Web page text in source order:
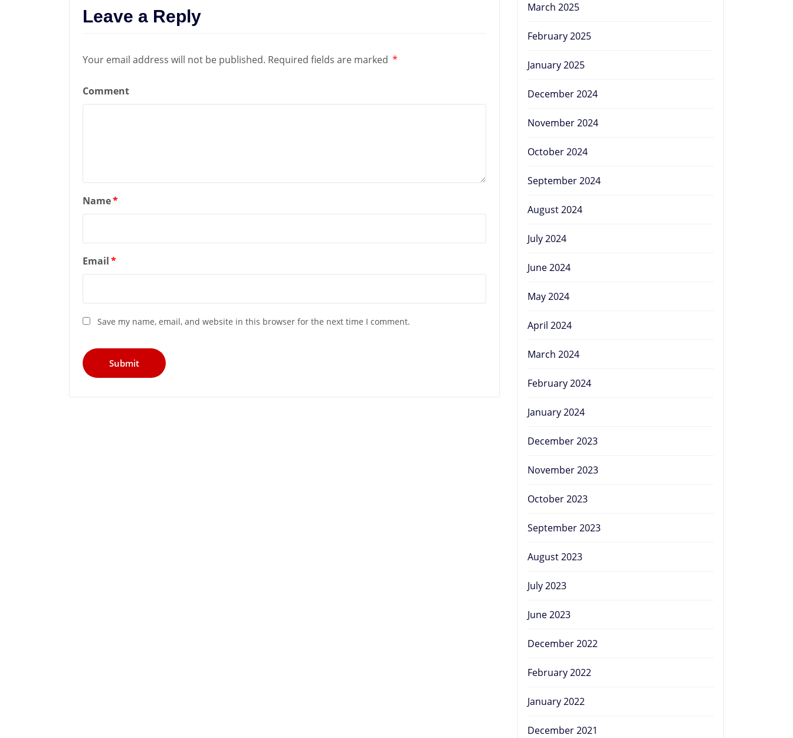
Leave a Reply
Your email address will not be published. Required fields are marked *
Comment
Name*
Email*
Save my name, email, and website in this browser for the next time I comment.
March 2025
February 2025
January 2025
December 2024
November 2024
October 2024
September 2024
August 2024
July 2024
June 2024
May 2024
April 2024
March 2024
February 2024
January 2024
December 2023
November 2023
October 2023
September 2023
August 2023
July 2023
June 2023
December 2022
February 2022
January 2022
December 2021